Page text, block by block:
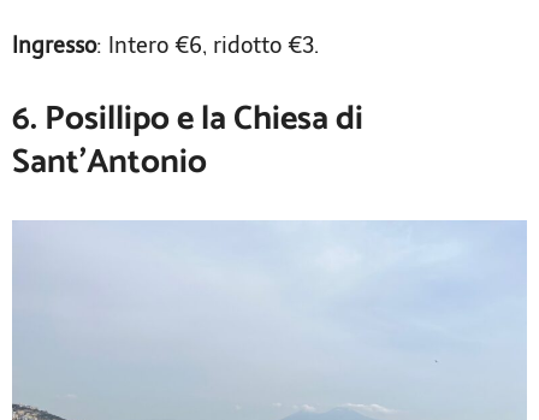
Ingresso: Intero €6, ridotto €3.
6. Posillipo e la Chiesa di
Sant’Antonio